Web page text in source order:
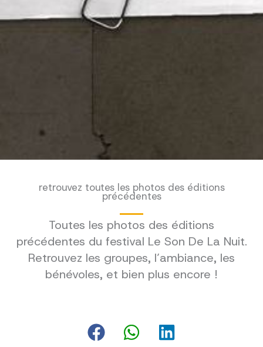
retrouvez toutes les photos des éditions
précédentes
Toutes les photos des éditions
précédentes du festival Le Son De La Nuit.
Retrouvez les groupes, l’ambiance, les
bénévoles, et bien plus encore !